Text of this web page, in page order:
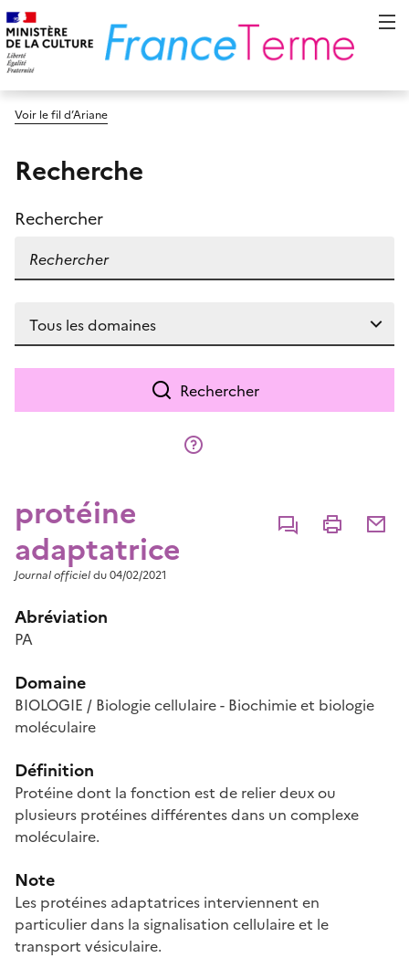
Voir le fil d’Ariane
Recherche
Rechercher
Rechercher
protéine
adaptatrice
CommenterImprimer
Journal officieldu 04/02/2021
Abréviation
PA
Domaine
BIOLOGIE / Biologie cellulaire - Biochimie et biologie
moléculaire
Définition
Protéine dont la fonction est de relier deux ou
plusieurs protéines différentes dans un complexe
moléculaire.
Note
Les protéines adaptatrices interviennent en
particulier dans la signalisation cellulaire et le
transport vésiculaire.